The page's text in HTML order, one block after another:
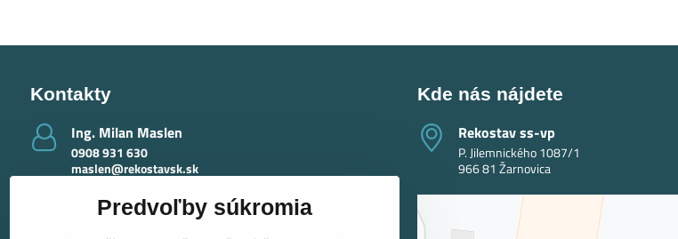
Kontakty
Ing​. Milan Maslen
0908 931 630
maslen@rekostavsk.sk
Ing​. Mária Maslenová - krby
0918 389 415
Kde nás nájdete
Rekostav ss-vp
P. Jilemnického 1087/1
966 81 Žarnovica
Predvoľby súkromia